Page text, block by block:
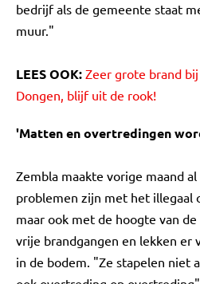
bedrijf als de gemeente staat
muur."
LEES OOK: Zeer grote brand bij
Dongen, blijf uit de rook!
'Matten en overtredingen
Zembla maakte vorige maand
problemen zijn met het illegaal
maar ook met de hoogte van
vrije brandgangen en lekken
in de bodem. "Ze stapelen niet